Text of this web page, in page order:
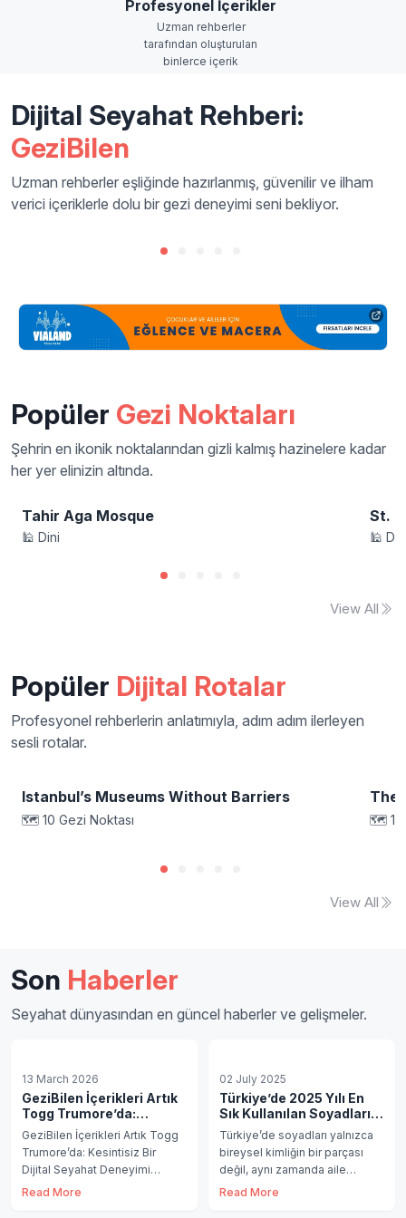
Profesyonel İçerikler
Uzman rehberler
tarafından oluşturulan
binlerce içerik
Dijital Seyahat Rehberi:
GeziBilen
Uzman rehberler eşliğinde hazırlanmış, güvenilir ve ilham
verici içeriklerle dolu bir gezi deneyimi seni bekliyor.
Gezilecek Yerler
Popüler Gezi Noktaları
Şehrin en ikonik noktalarından gizli kalmış hazinelere kadar
her yer elinizin altında.
Tahir Aga Mosque
🕌 Dini
St.
🕌
View All
Popüler Dijital Rotalar
Profesyonel rehberlerin anlatımıyla, adım adım ilerleyen
sesli rotalar.
🚗 Araç Rotası
Istanbul’s Museums Without Barriers
🗺️ 10 Gezi Noktası
🚶
The
🗺️ 18
View All
Son Haberler
Seyahat dünyasından en güncel haberler ve gelişmeler.
13 March 2026
GeziBilen İçerikleri Artık
Togg Trumore’da:
Kesintisiz Bir Dijital
Seyahat Deneyimi
GeziBilen İçerikleri Artık Togg
Trumore’da: Kesintisiz Bir
Dijital Seyahat Deneyimi
Türkiye’nin zengin kültürel
Read More
02 July 2025
Türkiye’de 2025 Yılı En
Sık Kullanılan Soyadları
Belli Oldu
Türkiye’de soyadları yalnızca
bireysel kimliğin bir parçası
değil, aynı zamanda aile
bağları, kökenler ve kültürel
Read More